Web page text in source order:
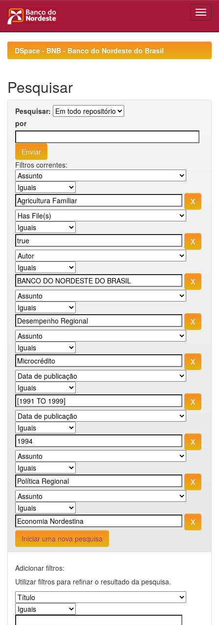
navigationDSpace - BNB - Banco do Nordeste do Brasil
Pesquisar
Pesquisar:
por
Filtros correntes:
Iniciar uma nova pesquisa
Adicionar filtros:
Utilizar filtros para refinar o resultado da pesquisa.